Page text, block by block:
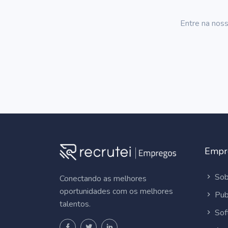
Entre na
Conectando as melhores
oportunidades com os melhores
talentos.